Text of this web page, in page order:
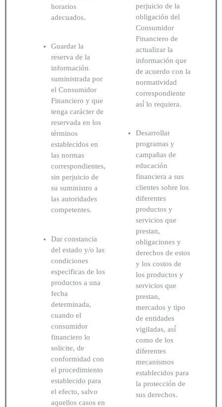
horarios
adecuados.
Guardar la
reserva de la
información
suministrada por
el Consumidor
Financiero y que
tenga carácter de
reservada en los
términos
establecidos en
las normas
correspondientes,
sin perjuicio de
su suministro a
las autoridades
competentes.
Dar constancia
del estado y/o las
condiciones
especificas de los
productos a una
fecha
determinada,
cuando el
consumidor
financiero lo
solicite, de
conformidad con
el procedimiento
establecido para
el efecto, salvo
aquellos casos en
perjuicio de la
obligación del
Consumidor
Financiero de
actualizar la
información que
de acuerdo con la
normatividad
correspondiente
así́ lo requiera.
Desarrollar
programas y
campañas de
educación
financiera a sus
clientes sobre los
diferentes
productos y
servicios que
prestan,
obligaciones y
derechos de estos
y los costos de
los productos y
servicios que
prestan,
mercados y tipo
de entidades
vigiladas, así́
como de los
diferentes
mecanismos
establecidos para
la protección de
sus derechos.